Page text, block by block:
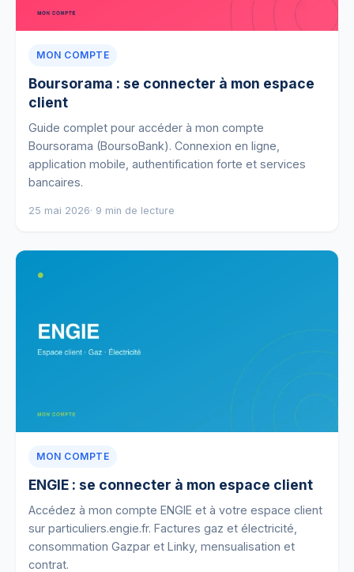
MON COMPTE
Boursorama : se connecter à mon espace
client
Guide complet pour accéder à mon compte
Boursorama (BoursoBank). Connexion en ligne,
application mobile, authentification forte et services
bancaires.
25 mai 2026· 9 min de lecture
MON COMPTE
ENGIE : se connecter à mon espace client
Accédez à mon compte ENGIE et à votre espace client
sur particuliers.engie.fr. Factures gaz et électricité,
consommation Gazpar et Linky, mensualisation et
contrat.